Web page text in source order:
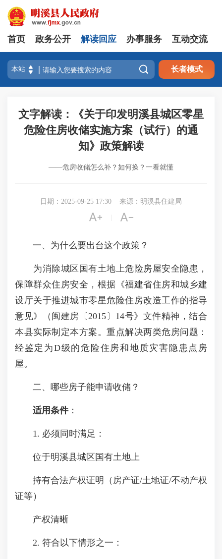
首页 政务公开 解读回应 办事服务 互动交流
 长者模式
文字解读：《关于印发明溪县城区零星
危险住房收储实施方案（试行）的通
知》政策解读
——危房收储怎么补？如何换？一看就懂
日期：2025-09-25 17:30 来源：明溪县住建局
 
一、为什么要出台这个政策？
为消除城区国有土地上危险房屋安全隐患，
保障群众住房安全，根据《福建省住房和城乡建
设厅关于推进城市零星危险住房改造工作的指导
意见》（闽建房〔2015〕14号》文件精神，结合
本县实际制定本方案。重点解决两类危房问题：
经鉴定为D级的危险住房和地质灾害隐患点房
屋。
二、哪些房子能申请收储？
适用条件：
1. 必须同时满足：
位于明溪县城区国有土地上
持有合法产权证明（房产证/土地证/不动产权
证等）
产权清晰
2. 符合以下情形之一：